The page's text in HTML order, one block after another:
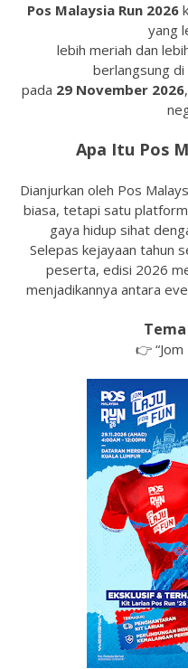
Pos Malaysia Run 2026
yang
lebih meriah dan
berlangsung di
pada 29 November 2026
Apa Itu Pos
Dianjurkan oleh Pos
biasa, tetapi satu
gaya hidup sihat
Selepas kejayaan tahun
peserta, edisi 2026
menjadikannya antara
👉 “Jom